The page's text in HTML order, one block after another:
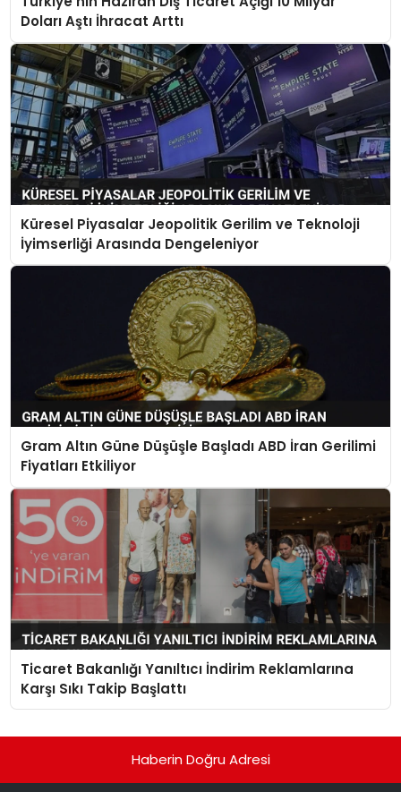
Doları Aştı İhracat Arttı
Küresel Piyasalar Jeopolitik Gerilim ve Teknoloji
İyimserliği Arasında Dengeleniyor
Gram Altın Güne Düşüşle Başladı ABD İran Gerilimi
Fiyatları Etkiliyor
Ticaret Bakanlığı Yanıltıcı İndirim Reklamlarına
Karşı Sıkı Takip Başlattı
Haberin Doğru Adresi